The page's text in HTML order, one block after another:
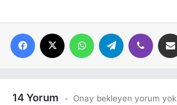
Facebook WhatsAppTelegram Viber
14 Yorum Onay bekleyen yorum yok